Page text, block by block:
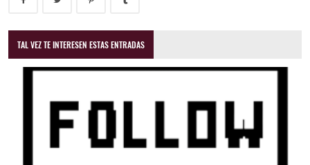
TAL VEZ TE INTERESEN ESTAS ENTRADAS